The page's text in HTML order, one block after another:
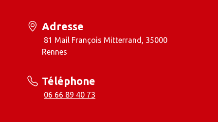
Adresse
81 Mail François Mitterrand, 35000
Rennes
Téléphone
06 66 89 40 73